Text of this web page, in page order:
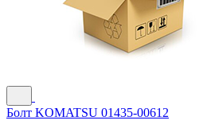
Болт KOMATSU 01435-00612